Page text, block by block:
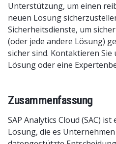
Unterstützung, um einen
neuen Lösung
Sicherheitsdienste, um
(oder jede andere Lösung)
sicher sind. Kontaktieren Sie
Lösung oder eine
Zusammenfassung
SAP Analytics Cloud (SAC)
Lösung, die es